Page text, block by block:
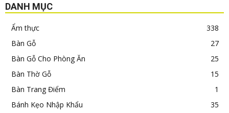
DANH MỤC
Ẩm thực
338
Bàn Gỗ
27
Bàn Gỗ Cho Phòng Ăn
25
Bàn Thờ Gỗ
15
Bàn Trang Điểm
1
Bánh Kẹo Nhập Khẩu
35